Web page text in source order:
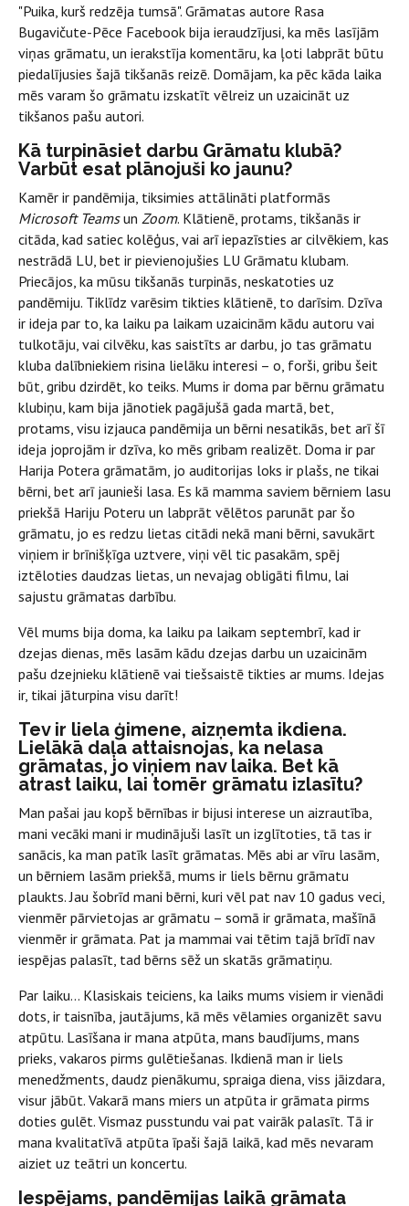
"Puika, kurš redzēja tumsā". Grāmatas autore Rasa
Bugavičute-Pēce Facebook bija ieraudzījusi, ka mēs lasījām
viņas grāmatu, un ierakstīja komentāru, ka ļoti labprāt būtu
piedalījusies šajā tikšanās reizē. Domājam, ka pēc kāda laika
mēs varam šo grāmatu izskatīt vēlreiz un uzaicināt uz
tikšanos pašu autori.
Kā turpināsiet darbu Grāmatu klubā?
Varbūt esat plānojuši ko jaunu?
Kamēr ir pandēmija, tiksimies attālināti platformās
Microsoft Teamsun Zoom. Klātienē, protams, tikšanās ir
citāda, kad satiec kolēģus, vai arī iepazīsties ar cilvēkiem, kas
nestrādā LU, bet ir pievienojušies LU Grāmatu klubam.
Priecājos, ka mūsu tikšanās turpinās, neskatoties uz
pandēmiju. Tiklīdz varēsim tikties klātienē, to darīsim. Dzīva
ir ideja par to, ka laiku pa laikam uzaicinām kādu autoru vai
tulkotāju, vai cilvēku, kas saistīts ar darbu, jo tas grāmatu
kluba dalībniekiem risina lielāku interesi – o, forši, gribu šeit
būt, gribu dzirdēt, ko teiks. Mums ir doma par bērnu grāmatu
klubiņu, kam bija jānotiek pagājušā gada martā, bet,
protams, visu izjauca pandēmija un bērni nesatikās, bet arī šī
ideja joprojām ir dzīva, ko mēs gribam realizēt. Doma ir par
Harija Potera grāmatām, jo auditorijas loks ir plašs, ne tikai
bērni, bet arī jaunieši lasa. Es kā mamma saviem bērniem lasu
priekšā Hariju Poteru un labprāt vēlētos parunāt par šo
grāmatu, jo es redzu lietas citādi nekā mani bērni, savukārt
viņiem ir brīnišķīga uztvere, viņi vēl tic pasakām, spēj
iztēloties daudzas lietas, un nevajag obligāti filmu, lai
sajustu grāmatas darbību.
Vēl mums bija doma, ka laiku pa laikam septembrī, kad ir
dzejas dienas, mēs lasām kādu dzejas darbu un uzaicinām
pašu dzejnieku klātienē vai tiešsaistē tikties ar mums. Idejas
ir, tikai jāturpina visu darīt!
Tev ir liela ģimene, aizņemta ikdiena.
Lielākā daļa attaisnojas, ka nelasa
grāmatas, jo viņiem nav laika. Bet kā
atrast laiku, lai tomēr grāmatu izlasītu?
Man pašai jau kopš bērnības ir bijusi interese un aizrautība,
mani vecāki mani ir mudinājuši lasīt un izglītoties, tā tas ir
sanācis, ka man patīk lasīt grāmatas. Mēs abi ar vīru lasām,
un bērniem lasām priekšā, mums ir liels bērnu grāmatu
plaukts. Jau šobrīd mani bērni, kuri vēl pat nav 10 gadus veci,
vienmēr pārvietojas ar grāmatu – somā ir grāmata, mašīnā
vienmēr ir grāmata. Pat ja mammai vai tētim tajā brīdī nav
iespējas palasīt, tad bērns sēž un skatās grāmatiņu.
Par laiku… Klasiskais teiciens, ka laiks mums visiem ir vienādi
dots, ir taisnība, jautājums, kā mēs vēlamies organizēt savu
atpūtu. Lasīšana ir mana atpūta, mans baudījums, mans
prieks, vakaros pirms gulētiešanas. Ikdienā man ir liels
menedžments, daudz pienākumu, spraiga diena, viss jāizdara,
visur jābūt. Vakarā mans miers un atpūta ir grāmata pirms
doties gulēt. Vismaz pusstundu vai pat vairāk palasīt. Tā ir
mana kvalitatīvā atpūta īpaši šajā laikā, kad mēs nevaram
aiziet uz teātri un koncertu.
Iespējams, pandēmijas laikā grāmata